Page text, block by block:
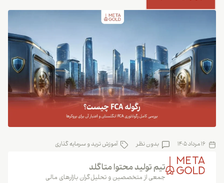
16 مرداد 1405 بدون نظر آموزش ترید و سرمایه گذاری
تیم تولید محتوا متاگلد
جمعی از متخصصین و تحلیل‌گران بازارهای مالی